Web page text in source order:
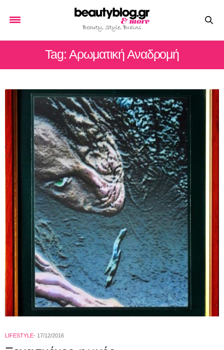
Tag: Αρωματική Αναδρομή
LIFESTYLE 17/12/2016